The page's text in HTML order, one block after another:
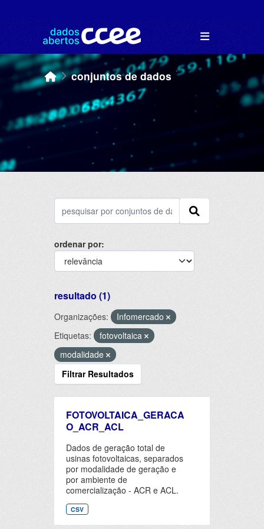
conjuntos de dados
ordenar por
resultado (1)
Organizações:
Infomercado
Etiquetas:
fotovoltaica
modalidade
Filtrar Resultados
FOTOVOLTAICA_GERACA
O_ACR_ACL
Dados de geração total de
usinas fotovoltaicas, separados
por modalidade de geração e
por ambiente de
comercialização - ACR e ACL.
CSV